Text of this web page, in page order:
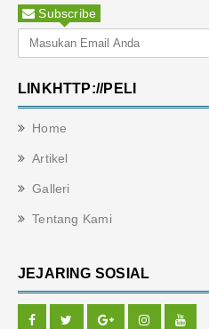
Subscribe
LINKHTTP://PELI
Home
Artikel
Galleri
Tentang Kami
JEJARING SOSIAL